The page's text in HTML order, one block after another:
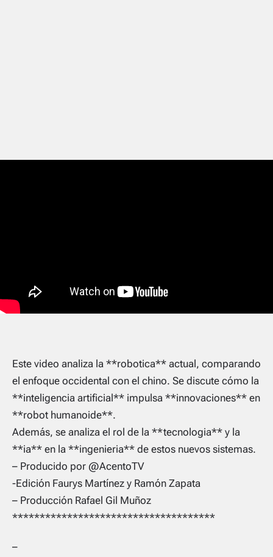
Este video analiza la **robotica** actual, comparando
el enfoque occidental con el chino. Se discute cómo la
**inteligencia artificial** impulsa **innovaciones** en
**robot humanoide**.
Además, se analiza el rol de la **tecnologia** y la
**ia** en la **ingenieria** de estos nuevos sistemas.
– Producido por @AcentoTV
-Edición Faurys Martínez y Ramón Zapata
– Producción Rafael Gil Muñoz
*************************************
–